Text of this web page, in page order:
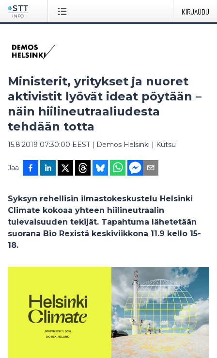
KIRJAUDU
Ministerit, yritykset ja nuoret
aktivistit lyövät ideat pöytään –
näin hiilineutraaliudesta
tehdään totta
15.8.2019 07:30:00 EEST| Demos Helsinki | Kutsu
Jaa
Syksyn rehellisin ilmastokeskustelu Helsinki
Climate kokoaa yhteen hiilineutraalin
tulevaisuuden tekijät. Tapahtuma lähetetään
suorana Bio Rexistä keskiviikkona 11.9 kello 15-
18.